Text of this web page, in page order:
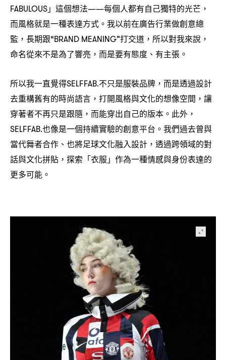
FABULOUS」這個想法——每個人都有自己獨特的光芒 ，
而風格就是一種表達方式。我以前在廣告行業做創意總
監 ， 長期跟“BRAND MEANING”打交道 ， 所以對我來說 ，
命名從來不是為了響亮 ， 而是要有態度、有主張。
所以我一直覺得SELFFAB.不只是服裝品牌 ， 而是透過設計
去重構舊有的時尚語言 ， 打開風格與文化的想像空間 ， 讓
穿著者不再只是跟隨 ， 而能穿出自己的版本。此外 ，
SELFFAB.也像是一個持續實驗的創意平台。我們過去曾與
當代舞者合作、也將足球文化融入設計 ， 透過跨領域的對
話與文化拼貼 ， 探索「衣服」作為一種情感與身份表達的
更多可能。